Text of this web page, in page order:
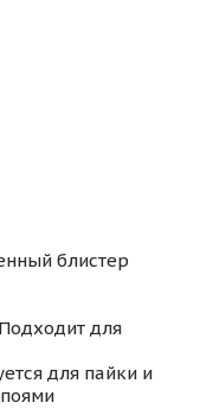
блистер
для
для пайки и